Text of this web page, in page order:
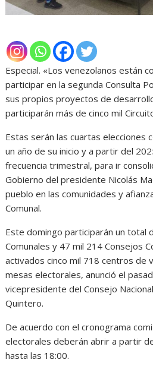
Especial. «Los venezolanos están
participar en la segunda Consulta
sus propios proyectos de
participarán más de cinco mil
Estas serán las cuartas elecciones
un año de su inicio y a partir del
frecuencia trimestral, para ir
Gobierno del presidente Nicolás
pueblo en las comunidades y
Comunal.
Este domingo participarán un total
Comunales y 47 mil 214 Consejos
activados cinco mil 718 centros de
mesas electorales, anunció el
vicepresidente del Consejo
Quintero.
De acuerdo con el cronograma
electorales deberán abrir a partir
hasta las 18:00.